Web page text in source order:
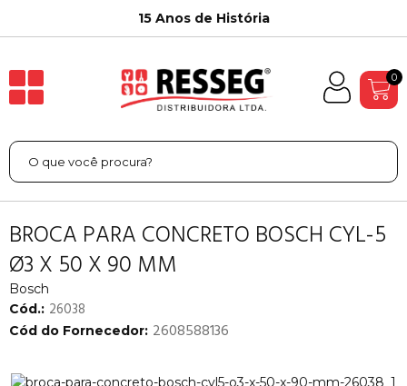
15 Anos de História
0
BROCA PARA CONCRETO BOSCH CYL-5
Ø3 X 50 X 90 MM
Bosch
Cód.: 26038
Cód do Fornecedor: 2608588136